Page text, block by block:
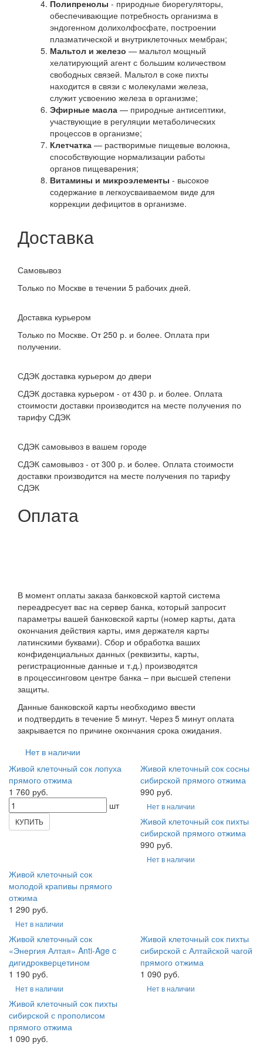
Полипренолы - природные биорегуляторы,
обеспечивающие потребность организма в
эндогенном долихолфосфате, построении
плазматической и внутриклеточных мембран;
Мальтол и железо — мальтол мощный
хелатирующий агент с большим количеством
свободных связей. Мальтол в соке пихты
находится в связи с молекулами железа,
служит усвоению железа в организме;
Эфирные масла — природные антисептики,
участвующие в регуляции метаболических
процессов в организме;
Клетчатка — растворимые пищевые волокна,
способствующие нормализации работы
органов пищеварения;
Витамины и микроэлементы - высокое
содержание в легкоусваиваемом виде для
коррекции дефицитов в организме.
Доставка
Самовывоз
Только по Москве в течении 5 рабочих дней.
Доставка курьером
Только по Москве. От 250 р. и более. Оплата при
получении.
СДЭК доставка курьером до двери
СДЭК доставка курьером - от 430 р. и более. Оплата
стоимости доставки производится на месте получения по
тарифу СДЭК
СДЭК самовывоз в вашем городе
СДЭК самовывоз - от 300 р. и более. Оплата стоимости
доставки производится на месте получения по тарифу
СДЭК
Оплата
В момент оплаты заказа банковской картой система
переадресует вас на сервер банка, который запросит
параметры вашей банковской карты (номер карты, дата
окончания действия карты, имя держателя карты
латинскими буквами). Сбор и обработка ваших
конфиденциальных данных (реквизиты, карты,
регистрационные данные и т.д.) производятся
в процессинговом центре банка – при высшей степени
защиты.
Данные банковской карты необходимо ввести
и подтвердить в течение 5 минут. Через 5 минут оплата
закрывается по причине окончания срока ожидания.
Нет в наличии
Живой клеточный сок лопуха
прямого отжима
1 760 руб.
шт
КУПИТЬ
Живой клеточный сок сосны
сибирской прямого отжима
990 руб.
Нет в наличии
Живой клеточный сок пихты
сибирской прямого отжима
990 руб.
Нет в наличии
Живой клеточный сок
молодой крапивы прямого
отжима
1 290 руб.
Нет в наличии
Живой клеточный сок
«Энергия Алтая» Anti-Age c
дигидрокверцетином
1 190 руб.
Нет в наличии
Живой клеточный сок пихты
сибирской с Алтайской чагой
прямого отжима
1 090 руб.
Нет в наличии
Живой клеточный сок пихты
сибирской с прополисом
прямого отжима
1 090 руб.